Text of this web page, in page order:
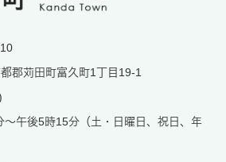
郡苅田町富久町1丁目19-1
～午後5時15分（土・日曜日、祝日、年